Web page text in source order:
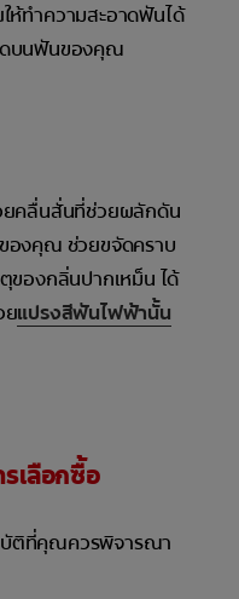
ห้ทำความสะอาดฟันได้
ดบนฟันของคุณ
ยคลื่นสั่นที่ช่วยผลักดัน
องคุณ ช่วยขจัดคราบ
ของกลิ่นปากเหม็น ได้
ยแปรงสีฟันไฟฟ้านั้น
เลือกซื้อ
ติที่คุณควรพิจารณา